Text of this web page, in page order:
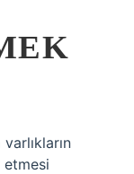
etmesi